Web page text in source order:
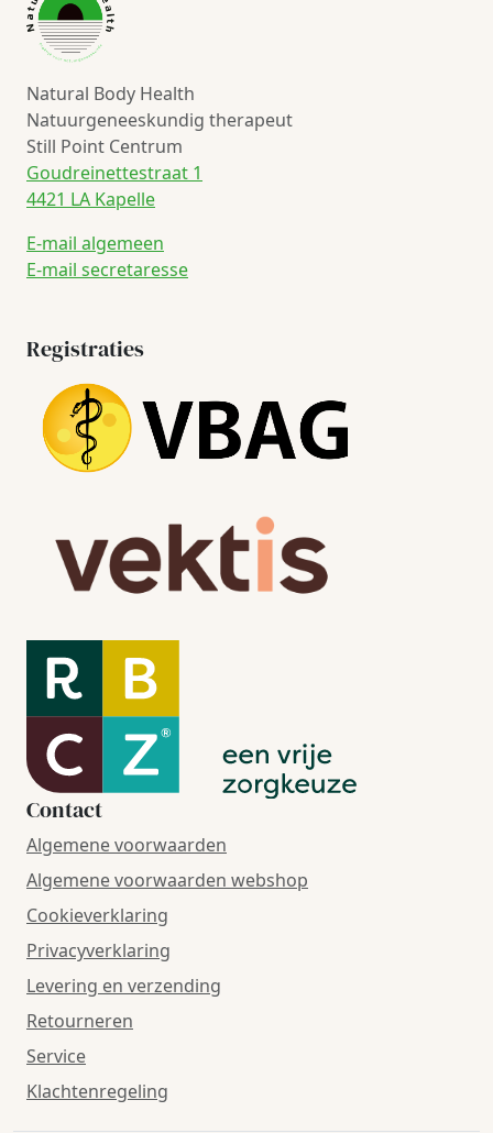
Natural Body Health
Natuurgeneeskundig therapeut
Still Point Centrum
Goudreinettestraat 1
4421 LA Kapelle
E-mail algemeen
E-mail secretaresse
Registraties
Contact
Algemene voorwaarden
Algemene voorwaarden webshop
Cookieverklaring
Privacyverklaring
Levering en verzending
Retourneren
Service
Klachtenregeling